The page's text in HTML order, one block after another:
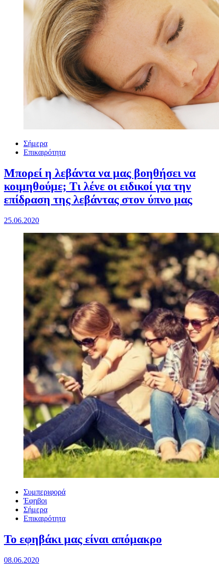
Σήμερα
Επικαιρότητα
Μπορεί η λεβάντα να μας βοηθήσει να
κοιμηθούμε; Τι λένε οι ειδικοί για την
επίδραση της λεβάντας στον ύπνο μας
25.06.2020
Συμπεριφορά
Έφηβοι
Σήμερα
Επικαιρότητα
To εφηβάκι μας είναι απόμακρο
08.06.2020